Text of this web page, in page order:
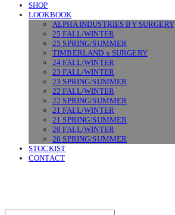
SHOP
LOOKBOOK
ALPHA INDUSTRIES BY SURGERY
25 FALL/WINTER
25 SPRING/SUMMER
TIMBERLAND x SURGERY
24 FALL/WINTER
23 FALL/WINTER
23 SPRING/SUMMER
22 FALL/WINTER
22 SPRING/SUMMER
21 FALL/WINTER
21 SPRING/SUMMER
20 FALL/WINTER
20 SPRING/SUMMER
STOCKIST
CONTACT